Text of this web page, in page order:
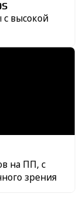
высокой
на ПП, с
зрения